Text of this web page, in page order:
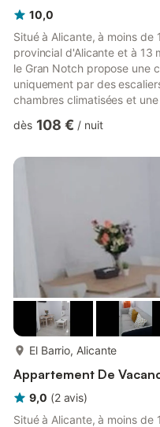
10,0
Situé à Alicante, à moins de
provincial d'Alicante et à 13
le Gran Notch propose une
uniquement par des
chambres climatisées et
procathédrale de San
13 km de l'établissement. Si
propriété pendant votre
dès 108 € / nuit
El Barrio, Alicante
Appartement De
9,0 (2 avis)
Situé à Alicante, à moins de